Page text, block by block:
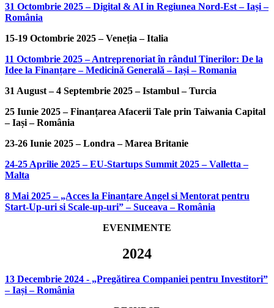
31 Octombrie 2025 – Digital & AI in Regiunea Nord-Est – Iași –
România
15-19 Octombrie 2025 – Veneția – Italia
11 Octombrie 2025 – Antreprenoriat în rândul Tinerilor: De la
Idee la Finanțare – Medicină Generală – Iași – Romania
31 August – 4 Septembrie 2025 – Istambul – Turcia
25 Iunie 2025 – Finanțarea Afacerii Tale prin Taiwania Capital
– Iași – România
23-26 Iunie 2025 – Londra – Marea Britanie
24-25 Aprilie 2025 – EU-Startups Summit 2025 – Valletta –
Malta
8 Mai 2025 – „Acces la Finanțare Angel si Mentorat pentru
Start-Up-uri si Scale-up-uri” – Suceava – România
EVENIMENTE
2024
13 Decembrie 2024 - „Pregătirea Companiei pentru Investitori”
– Iași – România